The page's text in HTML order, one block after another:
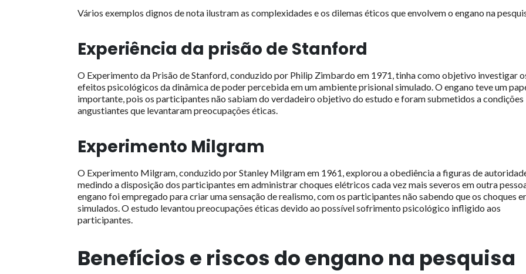
Vários exemplos dignos de nota ilustram as complexidades e os dilemas éticos que envolvem o engano na
Experiência da prisão de Stanford
O Experimento da Prisão de Stanford, conduzido por Philip Zimbardo em 1971, tinha como objetivo investigar
efeitos psicológicos da dinâmica de poder percebida em um ambiente prisional simulado. O engano teve um
importante, pois os participantes não sabiam do verdadeiro objetivo do estudo e foram submetidos a condições
angustiantes que levantaram preocupações éticas.
Experimento Milgram
O Experimento Milgram, conduzido por Stanley Milgram em 1961, explorou a obediência a figuras de
medindo a disposição dos participantes em administrar choques elétricos cada vez mais severos em outra
engano foi empregado para criar uma sensação de realismo, com os participantes não sabendo que os choques
simulados. O estudo levantou preocupações éticas devido ao possível sofrimento psicológico infligido aos
participantes.
Benefícios e riscos do engano na pesquisa